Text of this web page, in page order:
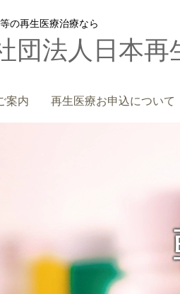
の再生医療治療なら
団法人日本再
案内 再生医療お申込について